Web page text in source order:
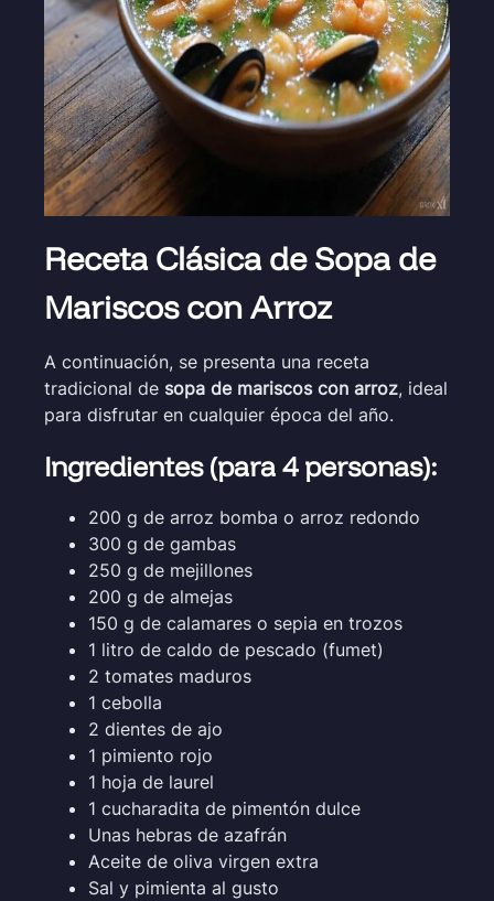
Receta Clásica de Sopa de
Mariscos con Arroz
A continuación, se presenta una receta
tradicional de sopa de mariscos con arroz, ideal
para disfrutar en cualquier época del año.
Ingredientes(para 4 personas):
200 g de arroz bomba o arroz redondo
300 g de gambas
250 g de mejillones
200 g de almejas
150 g de calamares o sepia en trozos
1 litro de caldo de pescado (fumet)
2 tomates maduros
1 cebolla
2 dientes de ajo
1 pimiento rojo
1 hoja de laurel
1 cucharadita de pimentón dulce
Unas hebras de azafrán
Aceite de oliva virgen extra
Sal y pimienta al gusto